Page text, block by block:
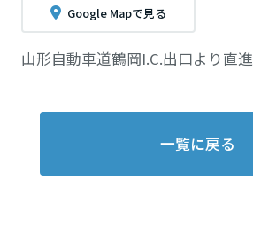
Google Mapで見る
山形自動車道鶴岡I.C.出口より直進
一覧に戻る